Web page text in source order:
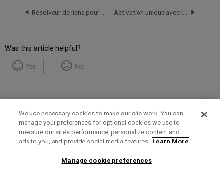
Was this article helpful?
Yes No
Term of Use Privacy Policy Contact Us
We use necessary cookies to make our site work. You can
manage your preferences for optional cookies we use to
measure our site’s performance, personalize content and
ads to you, and provide social media features. Learn More
Manage cookie preferences